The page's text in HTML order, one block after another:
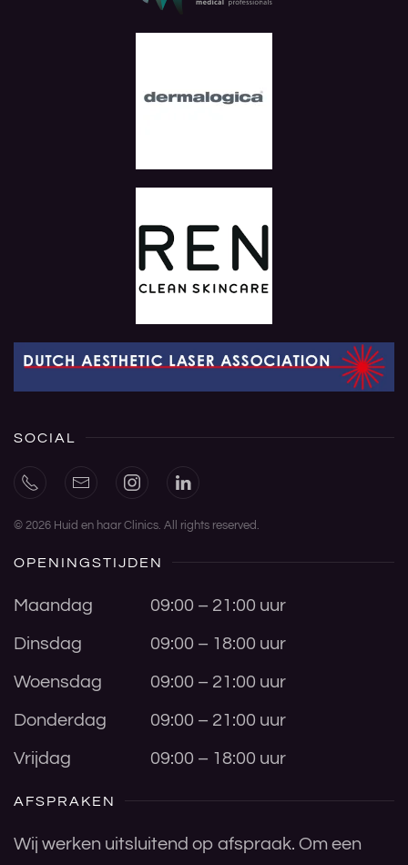
SOCIAL
© 2026 Huid en haar Clinics. All rights reserved.
OPENINGSTIJDEN
Maandag 09:00 – 21:00 uur
Dinsdag 09:00 – 18:00 uur
Woensdag 09:00 – 21:00 uur
Donderdag 09:00 – 21:00 uur
Vrijdag 09:00 – 18:00 uur
AFSPRAKEN
Wij werken uitsluitend op afspraak. Om een